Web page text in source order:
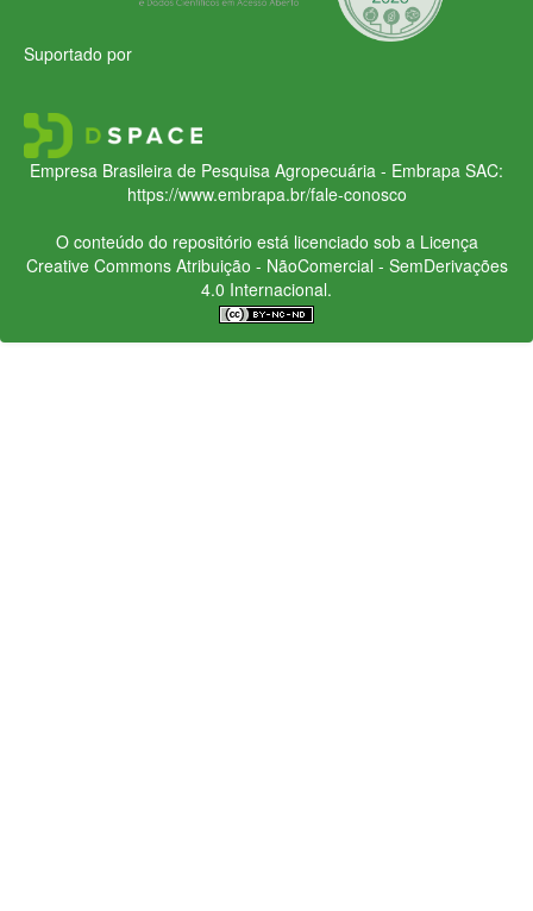
Suportado por
Empresa Brasileira de Pesquisa Agropecuária - Embrapa SAC:
https://www.embrapa.br/fale-conosco
O conteúdo do repositório está licenciado sob a Licença
Creative CommonsAtribuição - NãoComercial - SemDerivações
4.0 Internacional.